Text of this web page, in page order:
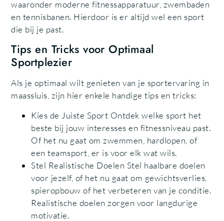
waaronder moderne fitnessapparatuur, zwembaden
en tennisbanen. Hierdoor is er altijd wel een sport
die bij je past.
Tips en Tricks voor Optimaal
Sportplezier
Als je optimaal wilt genieten van je sportervaring in
maassluis, zijn hier enkele handige tips en tricks:
Kies de Juiste Sport Ontdek welke sport het
beste bij jouw interesses en fitnessniveau past.
Of het nu gaat om zwemmen, hardlopen, of
een teamsport, er is voor elk wat wils.
Stel Realistische Doelen Stel haalbare doelen
voor jezelf, of het nu gaat om gewichtsverlies,
spieropbouw of het verbeteren van je conditie.
Realistische doelen zorgen voor langdurige
motivatie.